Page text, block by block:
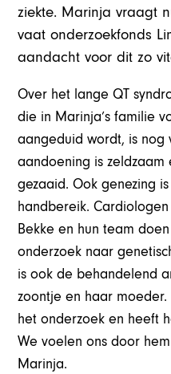
ziekte. Marinja vraagt
vaat onderzoekfonds
aandacht voor dit zo
Over het lange QT
die in Marinja’s familie
aangeduid wordt, is nog
aandoening is zeldzaam
gezaaid. Ook genezing
handbereik.
Bekke en hun team
onderzoek naar
is ook de behandelend
zoontje en haar
het onderzoek en heeft
We voelen ons door
Marinja.